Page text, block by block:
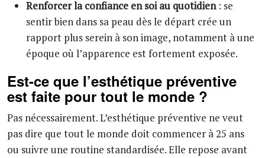
Renforcer la confiance en soi au quotidien: se
sentir bien dans sa peau dès le départ crée un
rapport plus serein à son image, notamment à une
époque où l’apparence est fortement exposée.
Est-ce que l’esthétique préventive
est faite pour tout le monde ?
Pas nécessairement. L’esthétique préventive ne veut
pas dire que tout le monde doit commencer à 25 ans
ou suivre une routine standardisée. Elle repose avant